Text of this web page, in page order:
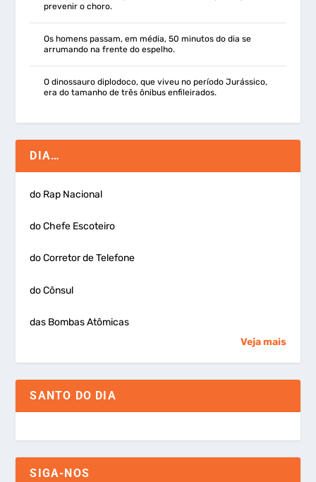
prevenir o choro.
Os homens passam, em média, 50 minutos do dia se
arrumando na frente do espelho.
O dinossauro diplodoco, que viveu no período Jurássico,
era do tamanho de três ônibus enfileirados.
DIA…
do Rap Nacional
do Chefe Escoteiro
do Corretor de Telefone
do Cônsul
das Bombas Atômicas
Veja mais
SANTO DO DIA
SIGA-NOS